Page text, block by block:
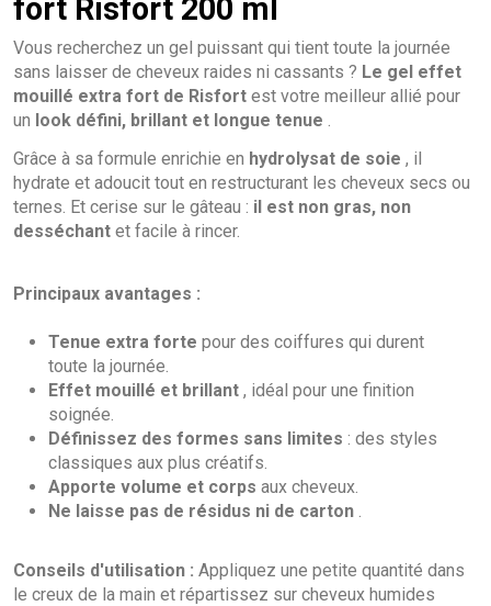
fort Risfort 200 ml
Vous recherchez un gel puissant qui tient toute la journée
sans laisser de cheveux raides ni cassants ? Le gel effet
mouillé extra fort de Risfort est votre meilleur allié pour
un look défini, brillant et longue tenue .
Grâce à sa formule enrichie en hydrolysat de soie , il
hydrate et adoucit tout en restructurant les cheveux secs ou
ternes. Et cerise sur le gâteau : il est non gras, non
desséchant et facile à rincer.
Principaux avantages :
Tenue extra forte pour des coiffures qui durent
toute la journée.
Effet mouillé et brillant , idéal pour une finition
soignée.
Définissez des formes sans limites : des styles
classiques aux plus créatifs.
Apporte volume et corps aux cheveux.
Ne laisse pas de résidus ni de carton .
Conseils d'utilisation : Appliquez une petite quantité dans
le creux de la main et répartissez sur cheveux humides